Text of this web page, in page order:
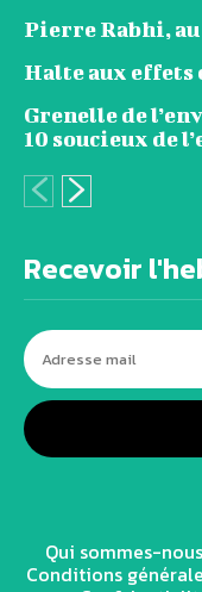
Pierre Rabhi,
Halte aux
Grenelle de
10 soucieux de
Recevoir
Qui sommes-
Conditions